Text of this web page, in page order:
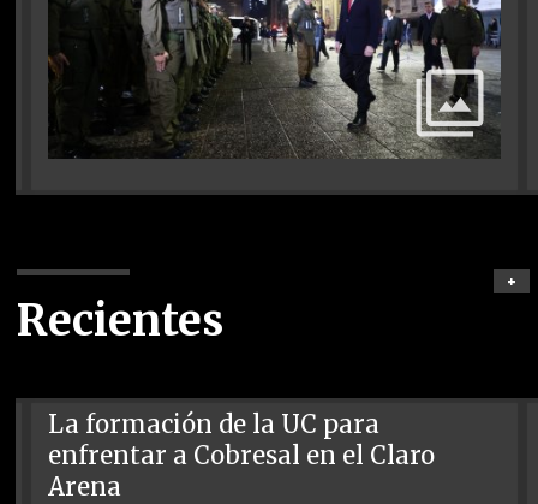
Recientes
+
La formación de la UC para
enfrentar a Cobresal en el Claro
Arena